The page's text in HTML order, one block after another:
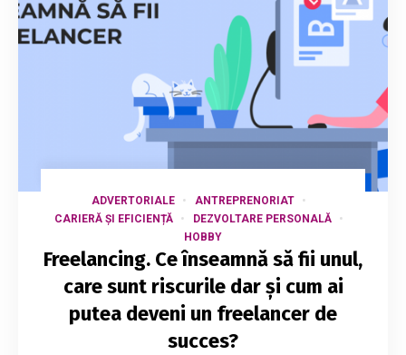
ADVERTORIALE
ANTREPRENORIAT
CARIERĂ ȘI EFICIENȚĂ
DEZVOLTARE PERSONALĂ
HOBBY
Freelancing. Ce înseamnă să fii unul,
care sunt riscurile dar și cum ai
putea deveni un freelancer de
succes?